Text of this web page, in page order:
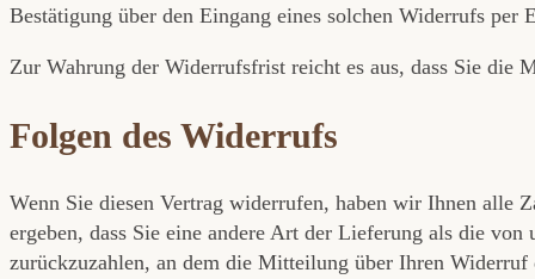
Bestätigung über den Eingang eines solchen Widerrufs per
Zur Wahrung der Widerrufsfrist reicht es aus, dass Sie die
Folgen des Widerrufs
Wenn Sie diesen Vertrag widerrufen, haben wir Ihnen alle
ergeben, dass Sie eine andere Art der Lieferung als die
zurückzuzahlen, an dem die Mitteilung über Ihren Widerruf